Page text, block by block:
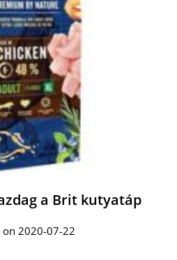
a Brit kutyatáp
on 2020-07-22